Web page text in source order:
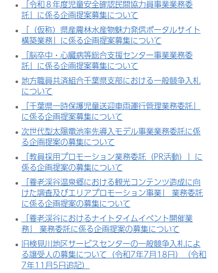
「令和８年度児童安全確認民間協力員事業業務委
託」に係る企画提案募集について
「（仮称）県産農林水産物魅力発信ポータルサイト
構築業務」に係る企画提案募集について
「脳卒中・心臓病等総合支援センター事業業務委
託」に係る企画提案募集について
地方職員共済組合千葉県支部における一般競争入札
について
「千葉県一時保護児童送迎車両運行管理業務委託」
に係る企画提案募集について
次世代型太陽電池率先導入モデル事業業務委託に係
る企画提案の募集について
「教員採用プロモーション業務委託（PR活動）」に
係る企画提案の募集について
「養老渓谷温泉郷における観光コンテンツ造成に向
けた調査及びエリアプロモーション事業」 業務委託
に係る企画提案の募集について
「養老渓谷におけるナイトタイムイベント開催業
務」 業務委託に係る企画提案の募集について
旧検見川地区サービスセンターの一般競争入札によ
る譲受人の募集について（令和7年7月18日）（令和
7年11月5日追記）